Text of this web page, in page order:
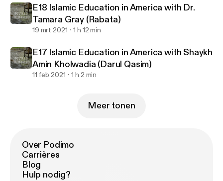
E18 Islamic Education in America with Dr.
Tamara Gray (Rabata)
19 mrt 2021 1 h 12 min
E17 Islamic Education in America with Shaykh
Amin Kholwadia (Darul Qasim)
11 feb 2021 1 h 2 min
Meer tonen
Over Podimo
Carrières
Blog
Hulp nodig?